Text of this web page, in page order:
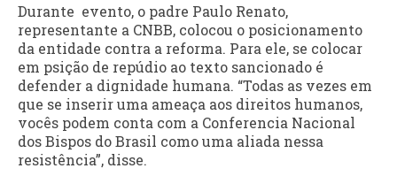
Durante evento, o padre Paulo Renato,
representante a CNBB, colocou o posicionamento
da entidade contra a reforma. Para ele, se colocar
em psição de repúdio ao texto sancionado é
defender a dignidade humana. “Todas as vezes em
que se inserir uma ameaça aos direitos humanos,
vocês podem conta com a Conferencia Nacional
dos Bispos do Brasil como uma aliada nessa
resistência”, disse.